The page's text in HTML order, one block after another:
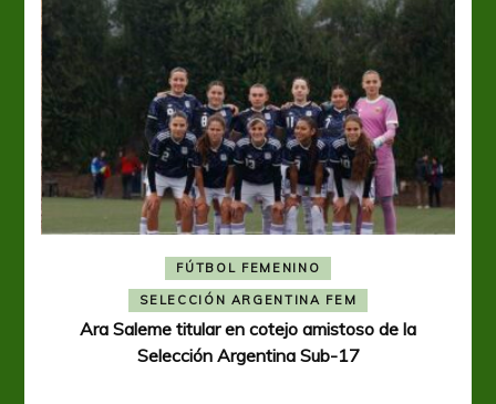
FÚTBOL FEMENINO
SELECCIÓN ARGENTINA FEM
Ara Saleme titular en cotejo amistoso de la
Selección Argentina Sub-17